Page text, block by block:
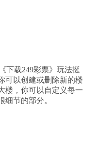
下载249彩票》玩法挺
可以创建或删除新的楼
楼，你可以自定义每一
细节的部分。